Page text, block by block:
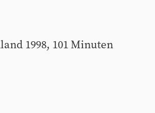
1998, 101 Minuten